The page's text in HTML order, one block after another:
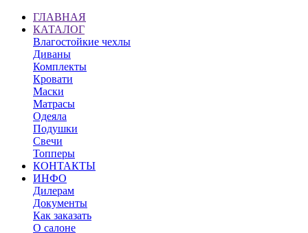
ГЛАВНАЯ
КАТАЛОГ
Влагостойкие чехлы
Диваны
Комплекты
Кровати
Маски
Матрасы
Одеяла
Подушки
Свечи
Топперы
КОНТАКТЫ
ИНФО
Дилерам
Документы
Как заказать
О салоне